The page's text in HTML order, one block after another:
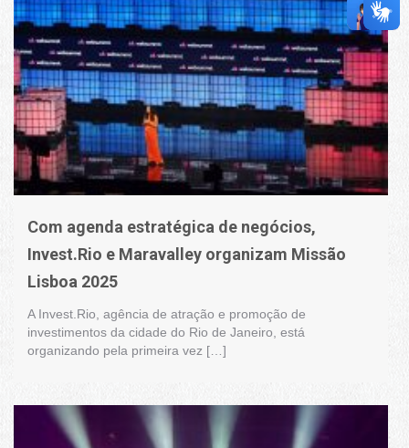
Com agenda estratégica de negócios,
Invest.Rio e Maravalley organizam Missão
Lisboa 2025
A Invest.Rio, agência de atração e promoção de
investimentos da cidade do Rio de Janeiro, está
organizando pela primeira vez […]